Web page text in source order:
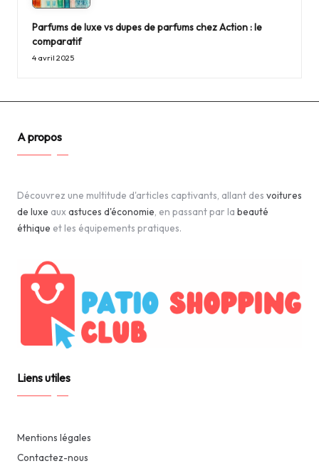
Parfums de luxe vs dupes de parfums chez Action : le
comparatif
4 avril 2025
A propos
Découvrez une multitude d'articles captivants, allant des voitures
de luxe auxastuces d'économie, en passant par la beauté
éthique et les équipements pratiques.
Liens utiles
Mentions légales
Contactez-nous